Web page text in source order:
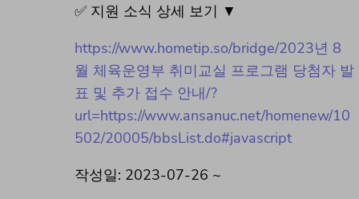
✅ 지원 소식 상세 보기 ▼
https://www.hometip.so/bridge/2023년 8
월 체육운영부 취미교실 프로그램 당첨자 발
표 및 추가 접수 안내/?
url=https://www.ansanuc.net/homenew/10
502/20005/bbsList.do#javascript
작성일: 2023-07-26 ~